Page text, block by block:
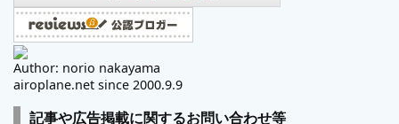
Author: norio nakayama
airoplane.net since 2000.9.9
記事や広告掲載に関するお問い合わせ等